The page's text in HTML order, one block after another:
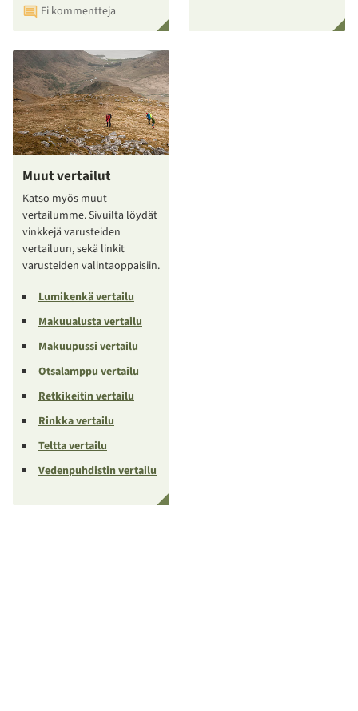
Ei kommentteja
Muut vertailut
Katso myös muut
vertailumme. Sivuilta löydät
vinkkejä varusteiden
vertailuun, sekä linkit
varusteiden valintaoppaisiin.
Lumikenkä vertailu
Makuualusta vertailu
Makuupussi vertailu
Otsalamppu vertailu
Retkikeitin vertailu
Rinkka vertailu
Teltta vertailu
Vedenpuhdistin vertailu